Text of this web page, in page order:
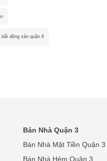
bất động sản quận 6
Bán Nhà Quận 3
Bán Nhà Mặt Tiền Quận 3
Bán Nhà Hẻm Quận 3